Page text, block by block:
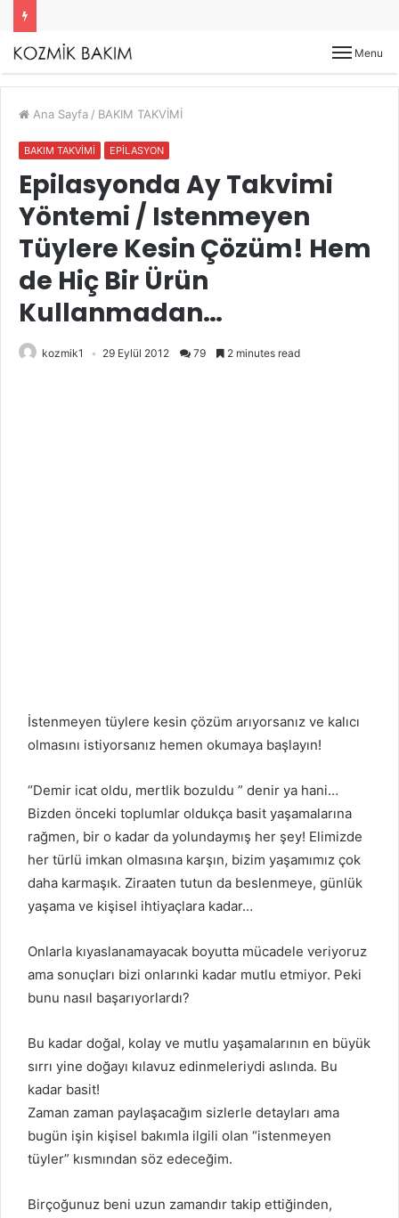
Menu
Ana Sayfa / BAKIM TAKVİMİ
BAKIM TAKVİMİ EPİLASYON
Epilasyonda Ay Takvimi
Yöntemi / Istenmeyen
Tüylere Kesin Çözüm! Hem
de Hiç Bir Ürün
Kullanmadan…
kozmik1 29 Eylül 2012 79 2 minutes read
İstenmeyen tüylere kesin çözüm arıyorsanız ve kalıcı
olmasını istiyorsanız hemen okumaya başlayın!
“Demir icat oldu, mertlik bozuldu ” denir ya hani…
Bizden önceki toplumlar oldukça basit yaşamalarına
rağmen, bir o kadar da yolundaymış her şey! Elimizde
her türlü imkan olmasına karşın, bizim yaşamımız çok
daha karmaşık. Ziraaten tutun da beslenmeye, günlük
yaşama ve kişisel ihtiyaçlara kadar…
Onlarla kıyaslanamayacak boyutta mücadele veriyoruz
ama sonuçları bizi onlarınki kadar mutlu etmiyor. Peki
bunu nasıl başarıyorlardı?
Bu kadar doğal, kolay ve mutlu yaşamalarının en büyük
sırrı yine doğayı kılavuz edinmeleriydi aslında. Bu
kadar basit!
Zaman zaman paylaşacağım sizlerle detayları ama
bugün işin kişisel bakımla ilgili olan “istenmeyen
tüyler” kısmından söz edeceğim.
Birçoğunuz beni uzun zamandır takip ettiğinden,